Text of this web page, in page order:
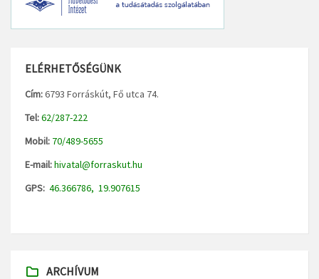
ELÉRHETŐSÉGÜNK
Cím:6793 Forráskút, Fő utca 74.
Tel:62/287-222
Mobil: 70/489-5655
E-mail:hivatal@forraskut.hu
GPS: 46.366786, 19.907615
ARCHÍVUM